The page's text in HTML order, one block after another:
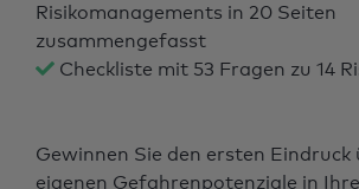
Risikomanagements in 20 Seiten
zusammengefasst
Checkliste mit 53 Fragen zu 14
Gewinnen Sie den ersten Eindruck
eigenen Gefahrenpotenziale in